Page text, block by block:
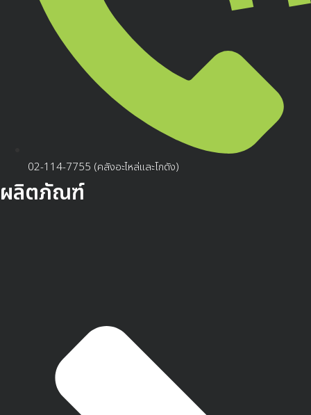
02-114-7755 (คลังอะไหล่และโกดัง)
ผลิตภัณฑ์